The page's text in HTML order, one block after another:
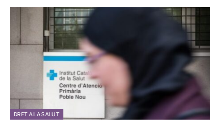
DRET A LA SALUT